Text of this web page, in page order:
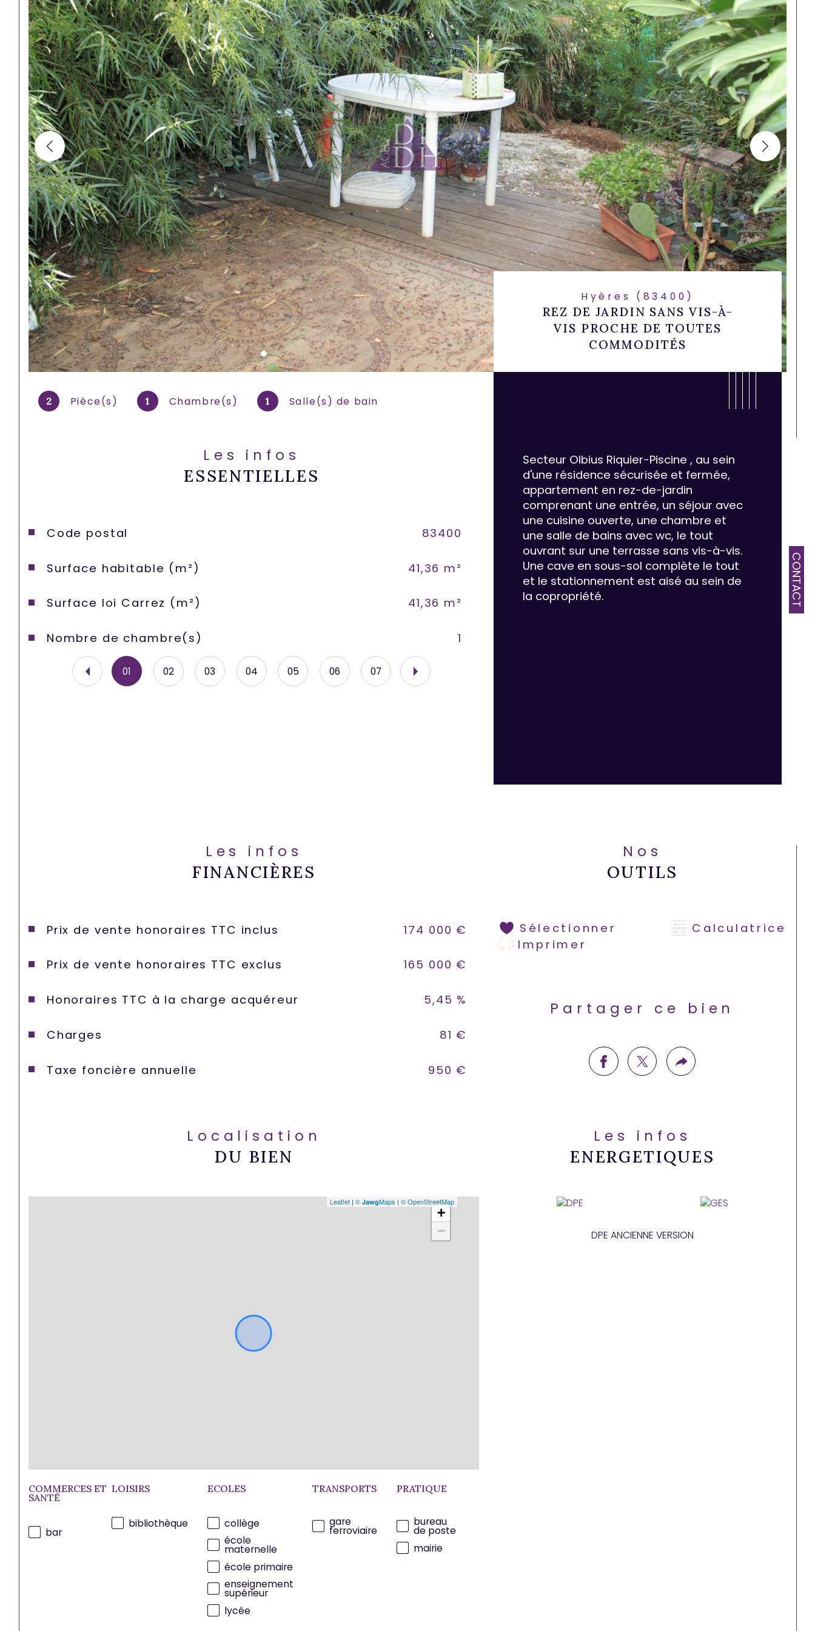
CONTACT
Hyères (83400)
REZ DE JARDIN SANS VIS-À-
VIS PROCHE DE TOUTES
COMMODITÉS
2 Pièce(s) 1 Chambre(s) 1 Salle(s) de bain
Les infos
ESSENTIELLES
Caractéristiques Valeurs
Code postal 83400
Surface habitable (m²) 41,36 m²
Surface loi Carrez (m²) 41,36 m²
Nombre de chambre(s) 1
Caractéristiques Valeurs
Nombre de pièces
Ascenseur
Vue
01 02 03 04 05 06 07
Secteur Olbius Riquier-Piscine , au sein
d'une résidence sécurisée et fermée,
appartement en rez-de-jardin
comprenant une entrée, un séjour avec
une cuisine ouverte, une chambre et
une salle de bains avec wc, le tout
ouvrant sur une terrasse sans vis-à-vis.
Une cave en sous-sol complète le tout
et le stationnement est aisé au sein de
la copropriété.
Les infos
FINANCIÈRES
Prix de vente honoraires TTC inclus 174 000 €
Prix de vente honoraires TTC exclus 165 000 €
Honoraires TTC à la charge acquéreur 5,45 %
Charges 81 €
Taxe foncière annuelle 950 €
Nos
OUTILS
Sélectionner
Calculatrice
Imprimer
Partager ce bien
Localisation
DU BIEN
+
−
Leaflet |©JawgMaps |© OpenStreetMap
COMMERCES ET
SANTÉ
bar
LOISIRS
bibliothèque
ECOLES
collège
école
maternelle
école primaire
enseignement
supérieur
lycée
TRANSPORTS
gare
ferroviaire
PRATIQUE
bureau
de poste
mairie
Les infos
ENERGETIQUES
DPE ANCIENNE VERSION